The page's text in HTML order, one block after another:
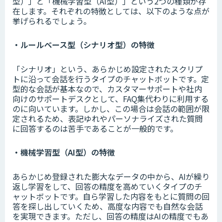
在します。それぞれの特徴としては、以下のような点が
挙げられるでしょう。
・ルールベース型（シナリオ型）の特徴
「シナリオ」という、あらかじめ設定されたスクリプ
トに沿って会話を行うタイプのチャットボットです。定
型的な会話が基本なので、カスタマーサポートや社内
向けのサポートデスクとして、FAQ集代わりに利用する
のに向いています。しかし、この場合は会話の範囲が限
定されるため、表記ゆれやパーソナライズされた質問
に回答するのは苦手であることが一般的です。
・機械学習型（AI型）の特徴
あらかじめ登録された膨大なデータの中から、AIが繰り
返し学習をして、回答の精度を高めていくタイプのチ
ャットボットです。自ら学習した内容をもとに質問の回
答を探し出していくため、高度な内容でも自然な会話
を実現できます。ただし、回答の精度はAIの精度でもあ